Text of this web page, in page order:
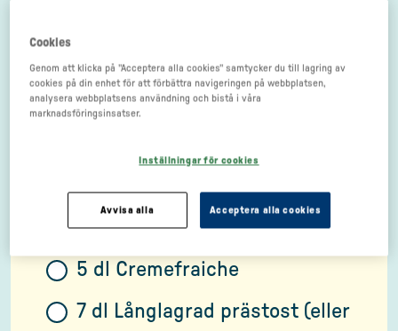
Svartpeppar
1,5 dl Grovhackad dill
Cream di balsamico
PRÄSTOSTDIPP
5 dl Cremefraiche
7 dl Långlagrad prästost (eller
Cookies
Genom att klicka på "Acceptera alla cookies" samtycker du till lagring av
cookies på din enhet för att förbättra navigeringen på webbplatsen,
analysera webbplatsens användning och bistå i våra
marknadsföringsinsatser.
Inställningar för cookies
Avvisa alla Acceptera alla cookies